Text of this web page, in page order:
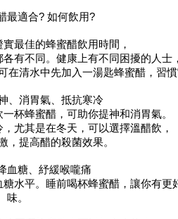
最適合? 如何飲用?
最佳的蜂蜜醋飲用時間，
有不同。健康上有不同困擾的人士，
清水中先加入一湯匙蜂蜜醋，習
、消胃氣、抵抗寒冷
杯蜂蜜醋，可助你提神和消胃氣。
尤其是在冬天，可以選擇溫醋飲，
，提高醋的殺菌效果。
血糖、紓緩喉嚨痛
水平。睡前喝杯蜂蜜醋，讓你有
味。